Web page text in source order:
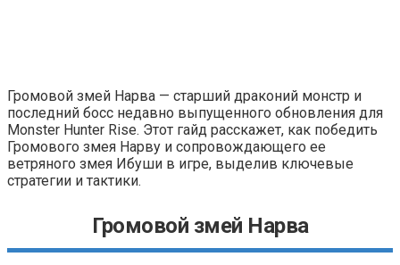
Громовой змей Нарва — старший драконий монстр и
последний босс недавно выпущенного обновления для
Monster Hunter Rise. Этот гайд расскажет, как победить
Громового змея Нарву и сопровождающего ее
ветряного змея Ибуши в игре, выделив ключевые
стратегии и тактики.
Громовой змей Нарва